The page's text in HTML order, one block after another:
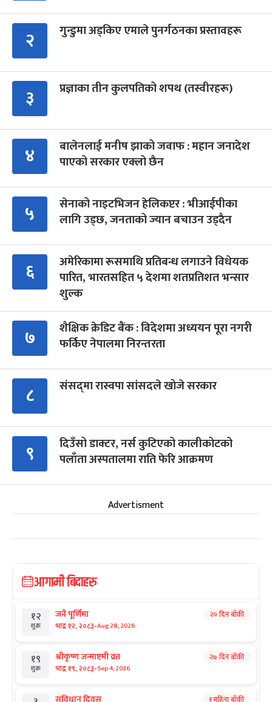
२ गुन्डुमा अड्किए एमाले पुनर्गठनका प्रस्तावहरू
३ प्रज्ञाका तीन कुलपतिको शपथ (तस्वीरहरू)
४
बालेनलाई मनीष झाको जवाफ : महान जनादेश
पाएको सरकार एक्लो छैन
५
सेनाको नाइटभिजन हेलिकप्टर : भीआईपीका
लागि उड्छ, जनताको ज्यान बचाउन उड्दैन
६
अमेरिकामा रूसमाथि प्रतिबन्ध लगाउने विधेयक
पारित, भारतसहित ५ देशमा शतप्रतिशत भन्सार
शुल्क
७
शैक्षिक क्रेडिट बैंक : विदेशमा अध्ययन पूरा नगरी
फर्किए नेपालमा निरन्तरता
८ संसद्‍मा रास्वपा सांसदले खोजे सरकार
९
दिउँसो डाक्टर, नर्स कुटिएको कालीकोटको
पलाँता अस्पतालमा राति फेरि आक्रमण
Advertisment
आगामी बिदाहरु
१२
शुक्र
जनै पूर्णिमा
भाद्र १२, २०८३-Aug 28, 2026
२० दिन बाँकी
१९
शुक्र
श्रीकृष्ण जन्माष्टमी व्रत
भाद्र १९, २०८३-Sep 4, 2026
२७ दिन बाँकी
संविधान दिवस १ महिना बाँकी